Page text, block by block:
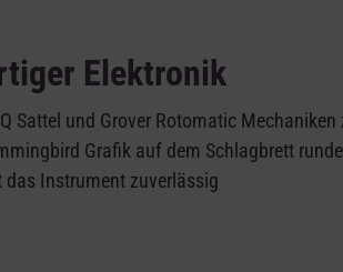
Elektronik
Sattel und Grover Rotomatic
Grafik auf dem Schlagbrett
Instrument zuverlässig